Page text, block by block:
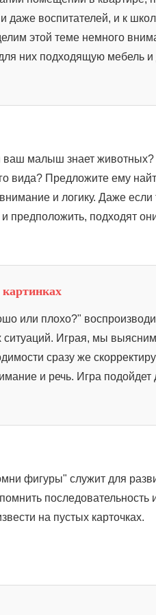
даже воспитателей, и к
этой теме немного
них подходящую мебель и
малыш знает животных?
вида? Предложите ему
и логику. Даже
предположить, подходят
или плохо?"
Играя, мы
сразу же
и речь. Игра подойдет
фигуры" служит для
последовательность
на пустых карточках.